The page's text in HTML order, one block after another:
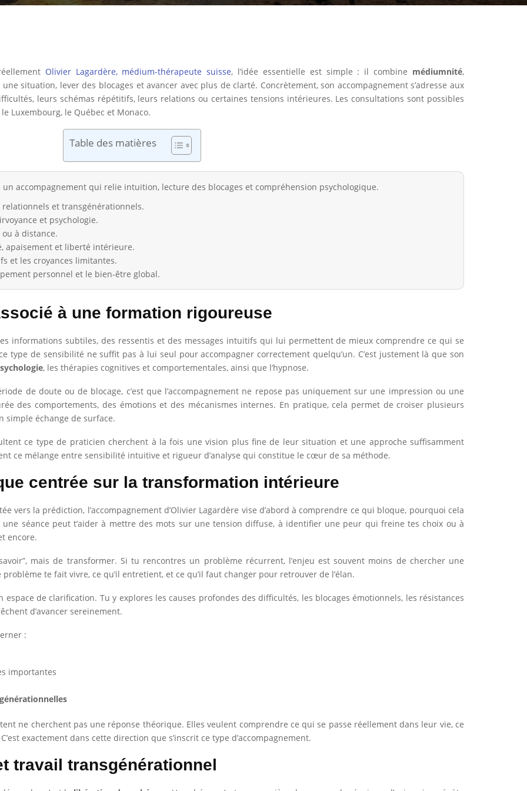
Olivier Lagardère, médium-thérapeute suisse, l’idée essentielle est simple : il combine médiumnité,
situation, lever des blocages et avancer avec plus de clarté. Concrètement, son accompagnement s’adresse aux
leurs schémas répétitifs, leurs relations ou certaines tensions intérieures. Les consultations sont possibles
Luxembourg, le Québec et Monaco.
Table des matières
accompagnement qui relie intuition, lecture des blocages et compréhension psychologique.
et transgénérationnels.
et psychologie.
à distance.
apaisement et liberté intérieure.
et les croyances limitantes.
personnel et le bien-être global.
à une formation rigoureuse
informations subtiles, des ressentis et des messages intuitifs qui lui permettent de mieux comprendre ce qui se
type de sensibilité ne suffit pas à lui seul pour accompagner correctement quelqu’un. C’est justement là que son
, les thérapies cognitives et comportementales, ainsi que l’hypnose.
de doute ou de blocage, c’est que l’accompagnement ne repose pas uniquement sur une impression ou une
des comportements, des émotions et des mécanismes internes. En pratique, cela permet de croiser plusieurs
simple échange de surface.
ce type de praticien cherchent à la fois une vision plus fine de leur situation et une approche suffisamment
ce mélange entre sensibilité intuitive et rigueur d’analyse qui constitue le cœur de sa méthode.
centrée sur la transformation intérieure
vers la prédiction, l’accompagnement d’Olivier Lagardère vise d’abord à comprendre ce qui bloque, pourquoi cela
séance peut t’aider à mettre des mots sur une tension diffuse, à identifier une peur qui freine tes choix ou à
encore.
mais de transformer. Si tu rencontres un problème récurrent, l’enjeu est souvent moins de chercher une
te fait vivre, ce qu’il entretient, et ce qu’il faut changer pour retrouver de l’élan.
de clarification. Tu y explores les causes profondes des difficultés, les blocages émotionnels, les résistances
d’avancer sereinement.
:
importantes
ne cherchent pas une réponse théorique. Elles veulent comprendre ce qui se passe réellement dans leur vie, ce
exactement dans cette direction que s’inscrit ce type d’accompagnement.
travail transgénérationnel